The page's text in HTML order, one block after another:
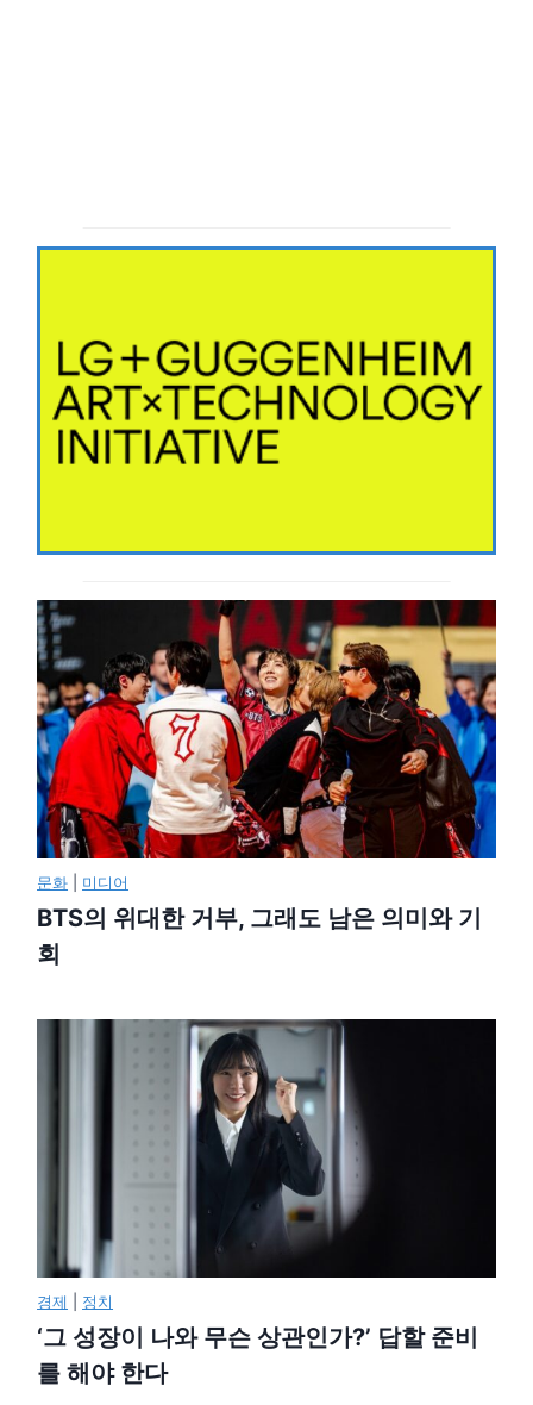
문화 미디어
BTS의 위대한 거부, 그래도 남은 의미와 기
회
경제 정치
‘그 성장이 나와 무슨 상관인가?’ 답할 준비
를 해야 한다